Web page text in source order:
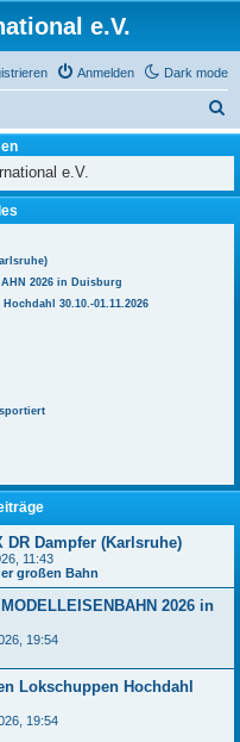
e.V.
Dark mode
Anmelden
u
h
e
e.V.
2026 in Duisburg
30.10.-01.11.2026
Dampfer (Karlsruhe)
11:43
großen Bahn
2026 in
19:54
Lokschuppen Hochdahl
19:54